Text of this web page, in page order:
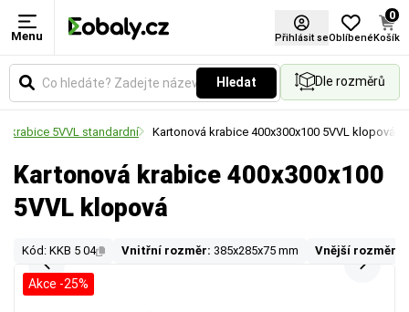
Menu Přihlásit seOblíbené
0
Košík
Hledat Dle rozměrů
krabice 5VVL standardní Kartonová krabice 400x300x100 5VVL klopová
Kartonová krabice 400x300x100
5VVL klopová
Kód: KKB 5 04 Vnitřní rozměr: 385x285x75 mm Vnější rozměr:
Akce -25%